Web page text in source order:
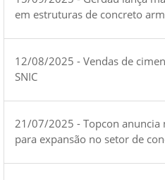
em estruturas de concreto
12/08/2025 - Vendas de
SNIC
21/07/2025 - Topcon anuncia
para expansão no setor de